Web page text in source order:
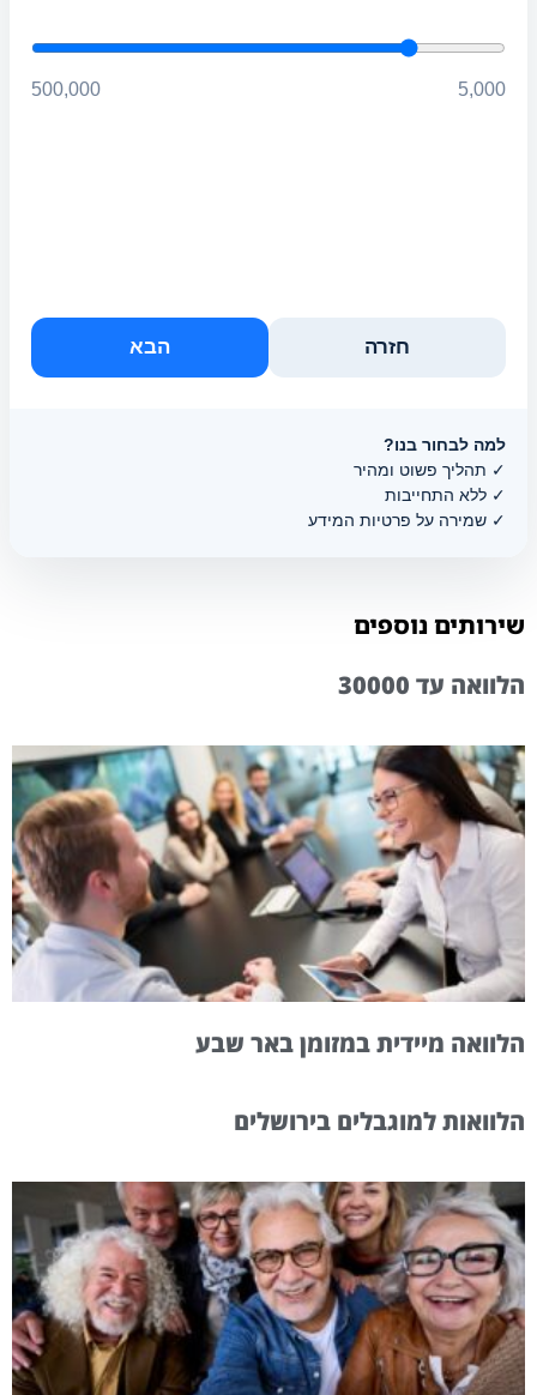
5,000
500,000
חזרה הבא
למה לבחור בנו?
✓ תהליך פשוט ומהיר
✓ ללא התחייבות
✓ שמירה על פרטיות המידע
שירותים נוספים
הלוואה עד 30000
הלוואה מיידית במזומן באר שבע
הלוואות למוגבלים בירושלים